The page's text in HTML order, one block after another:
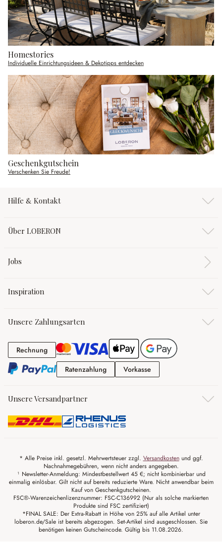
Homestories
Individuelle Einrichtungsideen & Dekotipps entdecken
Geschenkgutschein
Verschenken Sie Freude!
Hilfe & Kontakt
Über LOBERON
Jobs
Inspiration
Unsere Zahlungsarten
RechnungRechnung
RatenzahlungRatenzahlung
Vorkasse
Unsere Versandpartner
* Alle Preise inkl. gesetzl. Mehrwertsteuer zzgl. Versandkostenund ggf.
Nachnahmegebühren, wenn nicht anders angegeben.
¹ Newsletter-Anmeldung: Mindestbestellwert 45 €; nicht kombinierbar und
einmalig einlösbar. Gilt nicht auf bereits reduzierte Ware. Nicht anwendbar beim
Kauf von Geschenkgutscheinen.
FSC®-Warenzeichenlizenznummer: FSC-C136992 (Nur als solche markierten
Produkte sind FSC zertifiziert)
*FINAL SALE: Der Extra-Rabatt in Höhe von 25% auf alle Artikel unter
loberon.de/Sale ist bereits abgezogen. Set-Artikel sind ausgeschlossen. Sie
benötigen keinen Gutscheincode. Gültig bis 11.08.2026.